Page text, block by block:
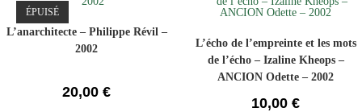
ÉPUISÉ
L’anarchitecte – Philippe Révil –
2002
20,00 €
L’écho de l’empreinte et les mots
de l’écho – Izaline Kheops –
ANCION Odette – 2002
10,00 €